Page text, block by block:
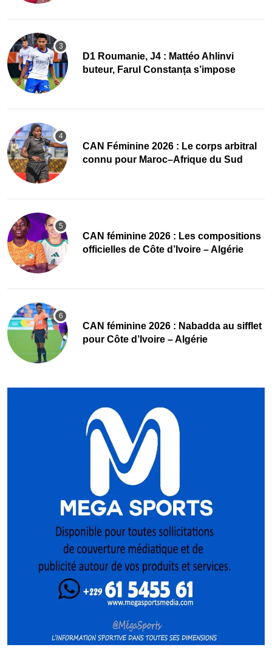
D1 Roumanie, J4 : Mattéo Ahlinvi
buteur, Farul Constanța s’impose
‎CAN Féminine 2026 : Le corps arbitral
connu pour Maroc–Afrique du Sud
‎CAN féminine 2026 : Les compositions
officielles de Côte d’Ivoire – Algérie
‎CAN féminine 2026 : Nabadda au sifflet
pour Côte d’Ivoire – Algérie